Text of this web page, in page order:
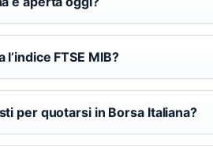
l’indice FTSE MIB?
per quotarsi in Borsa Italiana?